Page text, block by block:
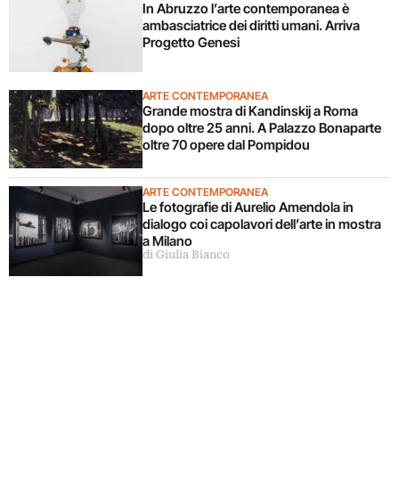
In Abruzzo l’arte contemporanea è
ambasciatrice dei diritti umani. Arriva
Progetto Genesi
ARTE CONTEMPORANEA
Grande mostra di Kandinskij a Roma
dopo oltre 25 anni. A Palazzo Bonaparte
oltre 70 opere dal Pompidou
ARTE CONTEMPORANEA
Le fotografie di Aurelio Amendola in
dialogo coi capolavori dell’arte in mostra
a Milano
di Giulia Bianco